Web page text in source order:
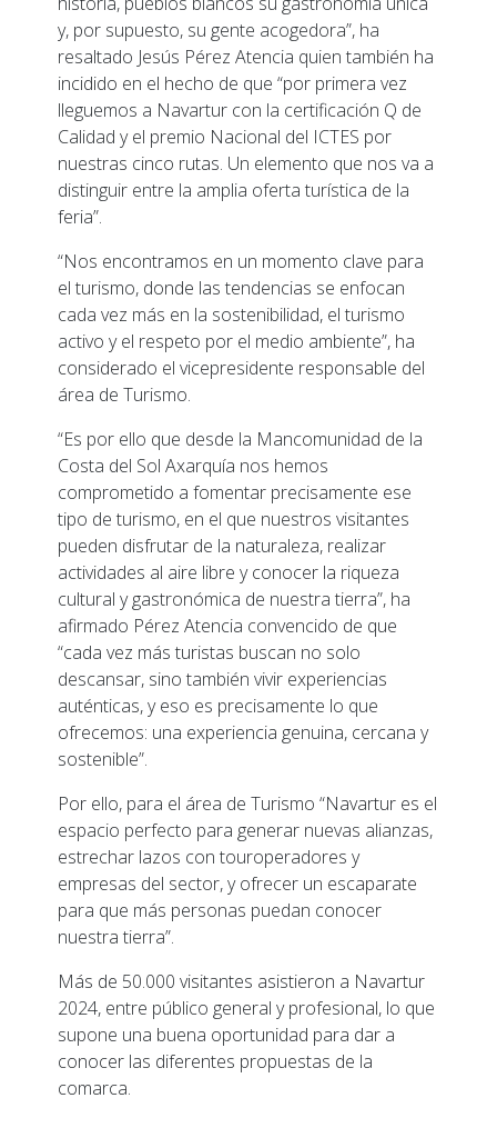
y, por supuesto, su gente acogedora”, ha
resaltado Jesús Pérez Atencia quien también ha
incidido en el hecho de que “por primera vez
lleguemos a Navartur con la certificación Q de
Calidad y el premio Nacional del ICTES por
nuestras cinco rutas. Un elemento que nos va a
distinguir entre la amplia oferta turística de la
feria”.
“Nos encontramos en un momento clave para
el turismo, donde las tendencias se enfocan
cada vez más en la sostenibilidad, el turismo
activo y el respeto por el medio ambiente”, ha
considerado el vicepresidente responsable del
área de Turismo.
“Es por ello que desde la Mancomunidad de la
Costa del Sol Axarquía nos hemos
comprometido a fomentar precisamente ese
tipo de turismo, en el que nuestros visitantes
pueden disfrutar de la naturaleza, realizar
actividades al aire libre y conocer la riqueza
cultural y gastronómica de nuestra tierra”, ha
afirmado Pérez Atencia convencido de que
“cada vez más turistas buscan no solo
descansar, sino también vivir experiencias
auténticas, y eso es precisamente lo que
ofrecemos: una experiencia genuina, cercana y
sostenible”.
Por ello, para el área de Turismo “Navartur es el
espacio perfecto para generar nuevas alianzas,
estrechar lazos con touroperadores y
empresas del sector, y ofrecer un escaparate
para que más personas puedan conocer
nuestra tierra”.
Más de 50.000 visitantes asistieron a Navartur
2024, entre público general y profesional, lo que
supone una buena oportunidad para dar a
conocer las diferentes propuestas de la
comarca.